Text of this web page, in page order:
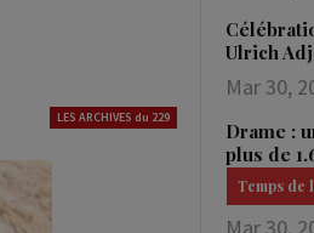
LES ARCHIVES du 229
Ulrich
Mar 30,
Drame :
plus de